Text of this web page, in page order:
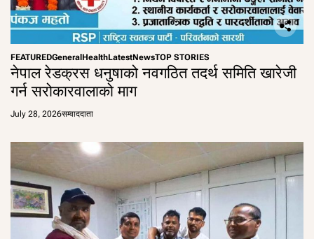
FEATUREDGeneralHealthLatestNewsTOP STORIES
नेपाल रेडक्रस धनुषाको नवगठित तदर्थ समिति खारेजी
गर्न सरोकारवालाको माग
July 28, 2026सम्वाददाता